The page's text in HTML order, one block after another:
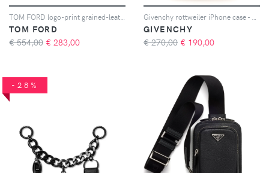
TOM FORD
€ 554,00 € 283,00
GIVENCHY
€ 270,00 € 190,00
-28%